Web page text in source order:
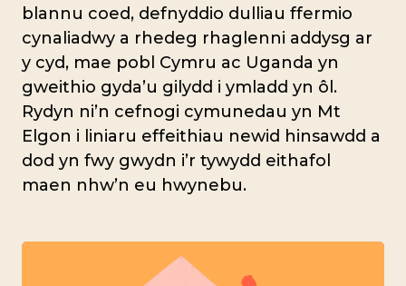
blannu coed, defnyddio dulliau ffermio
cynaliadwy a rhedeg rhaglenni addysg ar
y cyd, mae pobl Cymru ac Uganda yn
gweithio gyda’u gilydd i ymladd yn ôl.
Rydyn ni’n cefnogi cymunedau yn Mt
Elgon i liniaru effeithiau newid hinsawdd a
dod yn fwy gwydn i’r tywydd eithafol
maen nhw’n eu hwynebu.